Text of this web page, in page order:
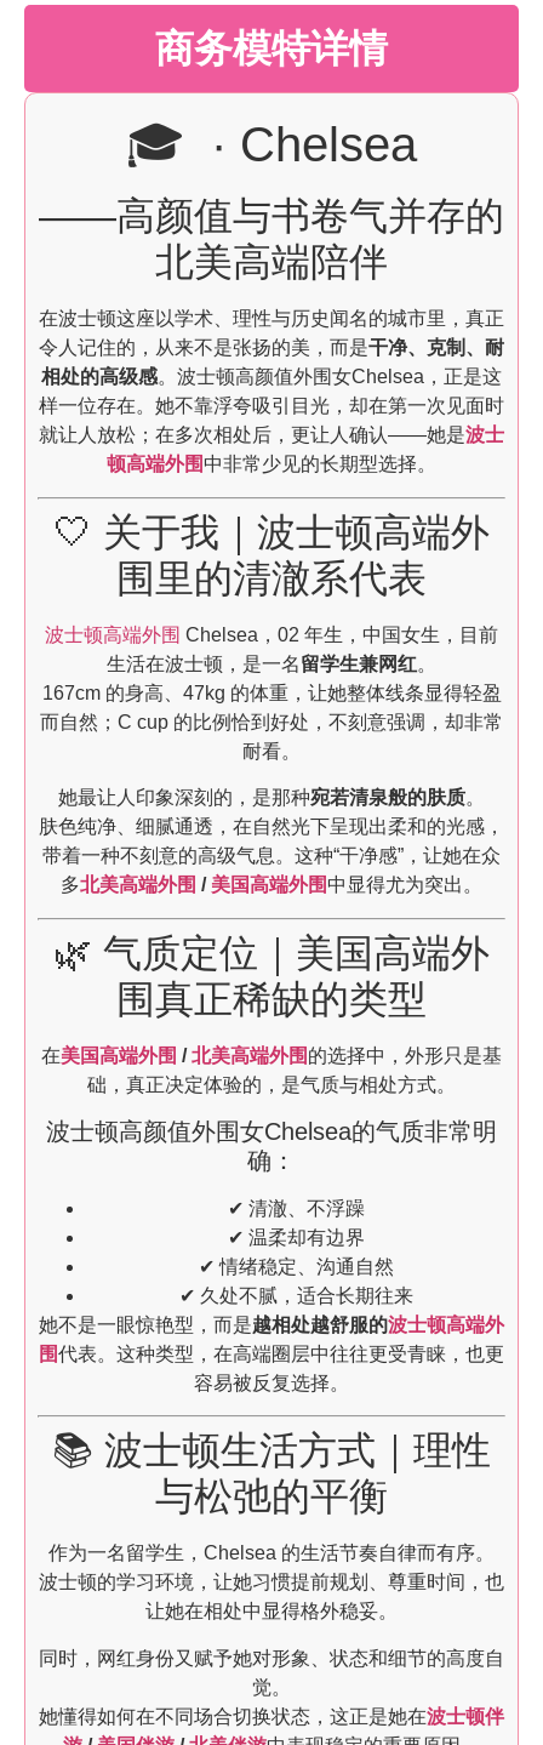
商务模特详情
🎓 · Chelsea
——高颜值与书卷气并存的
北美高端陪伴
在波士顿这座以学术、理性与历史闻名的城市里，真正
令人记住的，从来不是张扬的美，而是干净、克制、耐
相处的高级感。波士顿高颜值外围女Chelsea，正是这
样一位存在。她不靠浮夸吸引目光，却在第一次见面时
就让人放松；在多次相处后，更让人确认——她是波士
顿高端外围 中非常少见的长期型选择。
🤍 关于我｜波士顿高端外
围里的清澈系代表
波士顿高端外围 Chelsea，02 年生，中国女生，目前
生活在波士顿，是一名留学生兼网红。
167cm 的身高、47kg 的体重，让她整体线条显得轻盈
而自然；C cup 的比例恰到好处，不刻意强调，却非常
耐看。
她最让人印象深刻的，是那种宛若清泉般的肤质。
肤色纯净、细腻通透，在自然光下呈现出柔和的光感，
带着一种不刻意的高级气息。这种“干净感”，让她在众
多北美高端外围 / 美国高端外围 中显得尤为突出。
🌿 气质定位｜美国高端外
围真正稀缺的类型
在美国高端外围 /北美高端外围 的选择中，外形只是基
础，真正决定体验的，是气质与相处方式。
波士顿高颜值外围女Chelsea的气质非常明
确：
✔ 清澈、不浮躁
✔ 温柔却有边界
✔ 情绪稳定、沟通自然
✔ 久处不腻，适合长期往来
她不是一眼惊艳型，而是越相处越舒服的波士顿高端外
围代表。这种类型，在高端圈层中往往更受青睐，也更
容易被反复选择。
📚 波士顿生活方式｜理性
与松弛的平衡
作为一名留学生，Chelsea 的生活节奏自律而有序。
波士顿的学习环境，让她习惯提前规划、尊重时间，也
让她在相处中显得格外稳妥。
同时，网红身份又赋予她对形象、状态和细节的高度自
觉。
她懂得如何在不同场合切换状态，这正是她在波士顿伴